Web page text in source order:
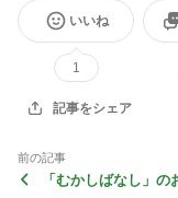
いいね
1
記事をシェア
前の記事
「むかしばなし」の